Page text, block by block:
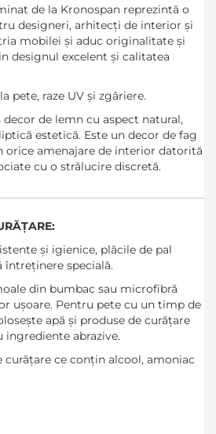
de la Kronospan reprezintă o
designeri, arhitecți de interior și
mobilei și aduc originalitate și
designul excelent și calitatea
pete, raze UV și zgâriere.
decor de lemn cu aspect natural,
estetică. Este un decor de fag
orice amenajare de interior datorită
cu o strălucire discretă.
și igienice, plăcile de pal
specială.
din bumbac sau microfibră
ușoare. Pentru pete cu un timp de
apă și produse de curățare
ingrediente abrazive.
curățare ce conțin alcool, amoniac